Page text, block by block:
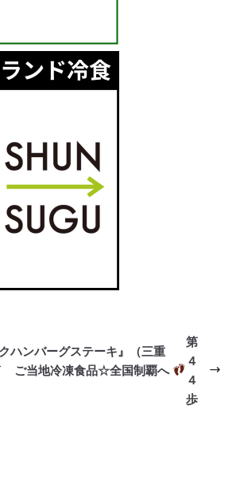
ハンバーグステーキ』（三重
ご当地冷凍食品☆全国制覇へ
第
４
４
歩